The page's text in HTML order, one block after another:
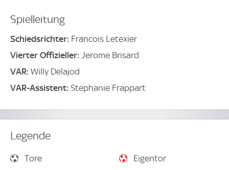
Spielleitung
Schiedsrichter: Francois Letexier
Vierter Offizieller: Jerome Brisard
VAR: Willy Delajod
VAR-Assistent: Stephanie Frappart
Legende
Tore
Eigentor